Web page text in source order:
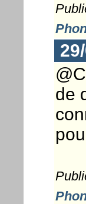
de